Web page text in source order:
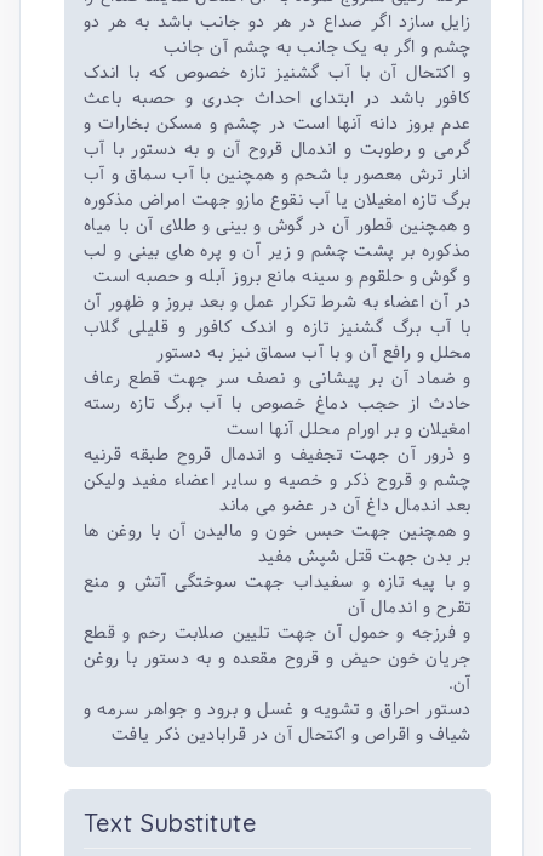
زایل سازد اگر صداع در هر دو جانب باشد به هر دو
چشم و اگر به یک جانب به چشم آن جانب
و اکتحال آن با آب گشنیز تازه خصوص که با اندک
کافور باشد در ابتدای احداث جدری و حصبه باعث
عدم بروز دانه آنها است در چشم و مسکن بخارات و
گرمی و رطوبت و اندمال قروح آن و به دستور با آب
انار‌ ترش معصور با شحم و همچنین با آب سماق و آب
برگ تازه امغیلان یا آب نقوع مازو جهت امراض مذکوره
و همچنین قطور آن در گوش و بینی و طلای آن با میاه
مذکوره بر پشت چشم و زیر آن و پره های بینی و لب
و گوش و حلقوم و سینه مانع بروز آبله و حصبه است
در آن اعضاء به شرط تکرار عمل و بعد بروز و ظهور آن
با آب برگ گشنیز تازه و اندک کافور و قلیلی گلاب
محلل و رافع آن و با آب سماق نیز به دستور
و ضماد آن بر پیشانی و نصف سر جهت قطع رعاف
حادث از حجب دماغ خصوص با آب برگ تازه رسته
امغیلان و بر اورام محلل آنها است
و ذرور آن جهت تجفیف و اندمال قروح طبقه قرنیه
چشم و قروح ذکر و خصیه و سایر اعضاء مفید ولیکن
بعد اندمال داغ آن در عضو می ماند
و همچنین جهت حبس خون و مالیدن آن با روغن ها
بر بدن جهت قتل شپش مفید
و با پیه تازه و سفیداب جهت سوختگی آتش و منع
تقرح و اندمال آن
و فرزجه و حمول آن جهت تلیین صلابت رحم و قطع
جریان خون حیض و قروح مقعده و به دستور با روغن
آن.
دستور احراق و تشویه و غسل و برود و جواهر سرمه و
شیاف و اقراص و اکتحال آن در قرابادین ذکر یافت
Text Substitute